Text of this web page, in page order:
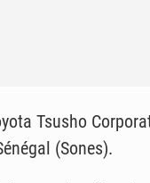
Tsusho
(Sones).